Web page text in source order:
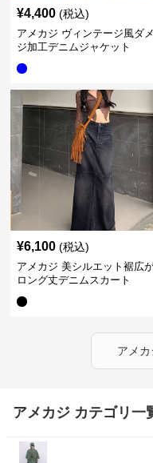
¥4,400 (税込)
アメカジ ヴィンテージ風ダ
ジ加工デニムジャケット
¥6,100 (税込)
アメカジ 美シルエット裾広
ロング丈デニムスカート
アメカ
アメカジ カテゴリ一